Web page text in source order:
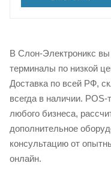
В Слон-Электроникс
терминалы по низкой
Доставка по всей РФ,
всегда в наличии.
любого бизнеса,
дополнительное
консультацию от
онлайн.